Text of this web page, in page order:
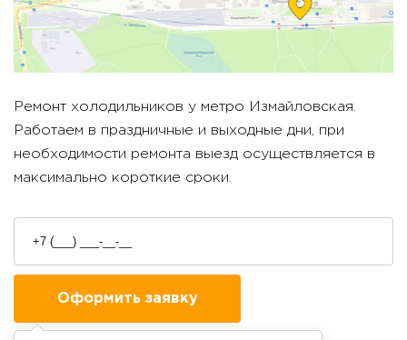
Ремонт холодильников у метро Измайловская.
Работаем в праздничные и выходные дни, при
необходимости ремонта выезд осуществляется в
максимально короткие сроки.